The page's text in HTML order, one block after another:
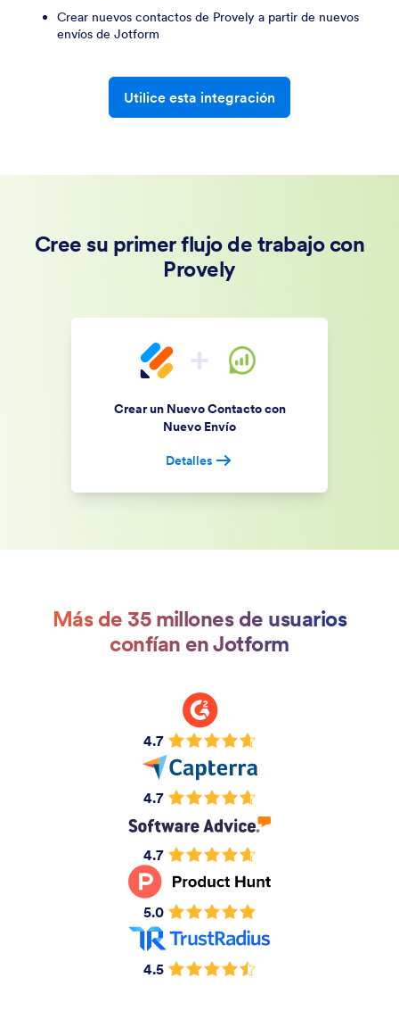
Crear nuevos contactos de Provely a partir de nuevos
envíos de Jotform
Utilice esta integración
Cree su primer flujo de trabajo con
Provely
Crear un Nuevo Contacto con
Nuevo Envío
Detalles
Más de 35 millones de usuarios
confían en Jotform
4.7
4.7
4.7
5.0
4.5